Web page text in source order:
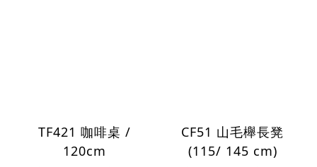
TF421 咖啡桌 /
120cm
CF51 山毛櫸長凳
(115/ 145 cm)